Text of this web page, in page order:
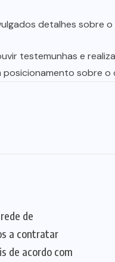
detalhes sobre
testemunhas e
posicionamento sobre o
de
a contratar
de acordo com